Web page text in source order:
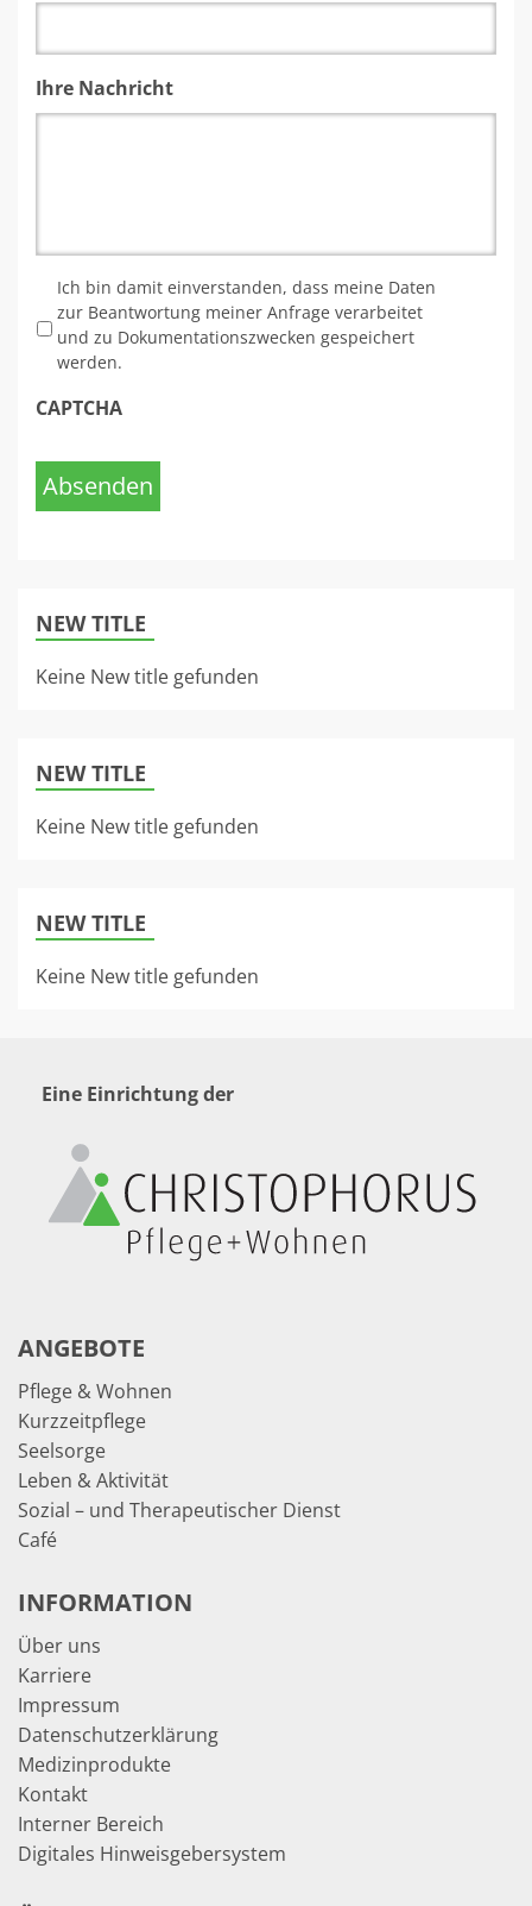
Ihre Nachricht
Ich bin damit einverstanden, dass meine Daten
zur Beantwortung meiner Anfrage verarbeitet
und zu Dokumentationszwecken gespeichert
werden.
CAPTCHA
Absenden
NEW TITLE
Keine New title gefunden
NEW TITLE
Keine New title gefunden
NEW TITLE
Keine New title gefunden
Eine Einrichtung der
ANGEBOTE
Pflege & Wohnen
Kurzzeitpflege
Seelsorge
Leben & Aktivität
Sozial – und Therapeutischer Dienst
Café
INFORMATION
Über uns
Karriere
Impressum
Datenschutzerklärung
Medizinprodukte
Kontakt
Interner Bereich
Digitales Hinweisgebersystem